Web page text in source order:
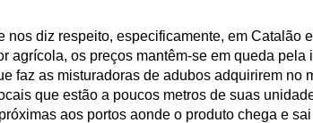
diz respeito, especificamente, em Catalão
agrícola, os preços mantêm-se em queda pela
faz as misturadoras de adubos adquirirem no
que estão a poucos metros de suas
aos portos aonde o produto chega e